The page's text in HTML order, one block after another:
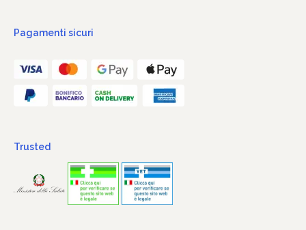
Pagamenti sicuri
Trusted